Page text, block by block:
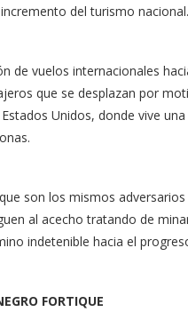
del turismo nacional.
de vuelos internacionales
que se desplazan por
Unidos, donde vive
son los mismos
al acecho tratando de
indetenible hacia el
FORTIQUE